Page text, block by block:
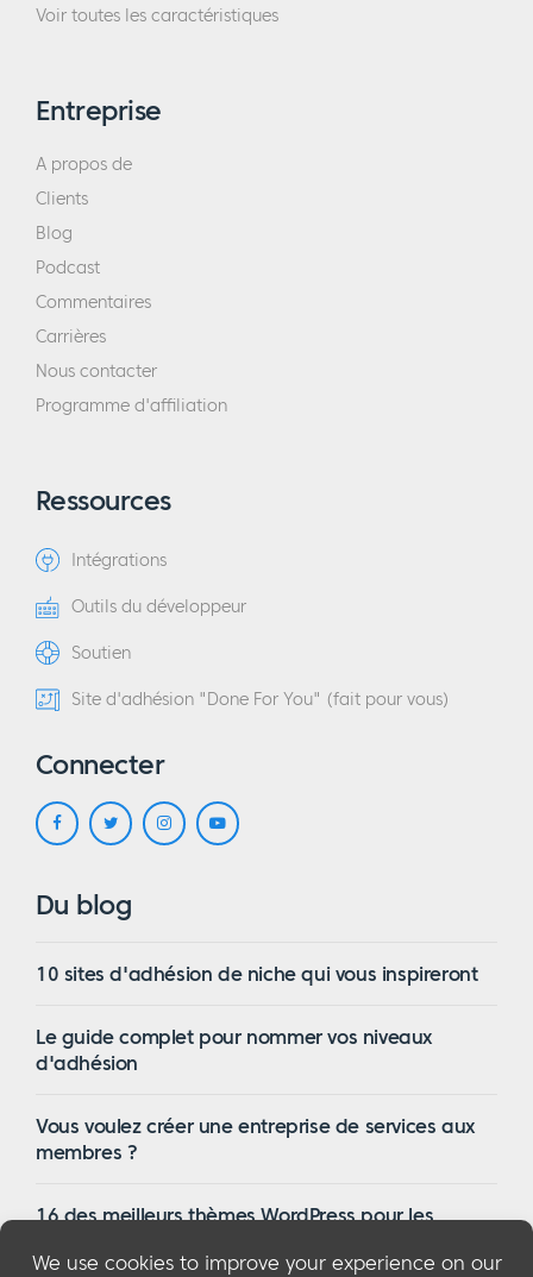
Voir toutes les caractéristiques
Entreprise
A propos de
Clients
Blog
Podcast
Commentaires
Carrières
Nous contacter
Programme d'affiliation
Ressources
Intégrations
Outils du développeur
Soutien
Site d'adhésion "Done For You" (fait pour vous)
Connecter
Du blog
10 sites d'adhésion de niche qui vous inspireront
Le guide complet pour nommer vos niveaux
d'adhésion
Vous voulez créer une entreprise de services aux
membres ?
16 des meilleurs thèmes WordPress pour les